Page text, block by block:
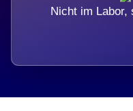
Nicht im Labor,